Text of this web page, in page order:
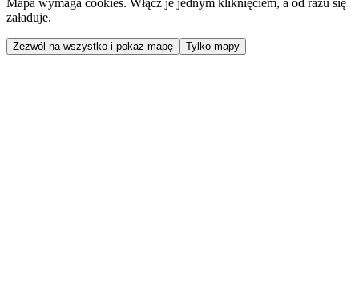
załaduje.
Zezwól na wszystko i pokaż mapę Tylko mapy